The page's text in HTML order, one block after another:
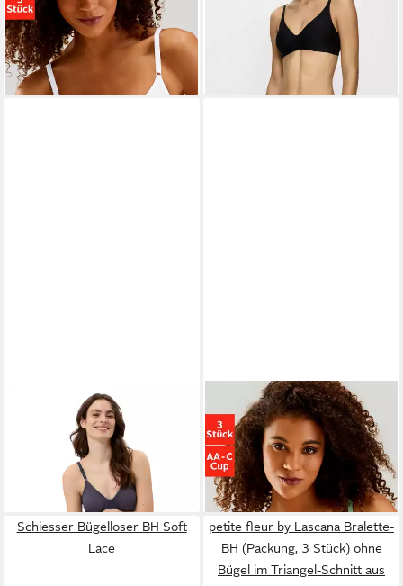
Qualität, in Triangel-
Schnittform, bequemer BH
(13,33 €/ 1 Stk)
Bügel-BH Microfun
W (1, 1-tlg., 1) mit Bügel
+10
PETITE FLEUR BY LASCANA
Bralette-BH (Packung, 3
Stück) ohne Bügel, aus
Baumwoll-Qualität im Triangel-
Schnitt
39,99 €
(13,33 €/ 1 Stk)
Schiesser Bügelloser BH Soft
Lace
petite fleur by Lascana Bralette-
BH (Packung, 3 Stück) ohne
Bügel im Triangel-Schnitt aus